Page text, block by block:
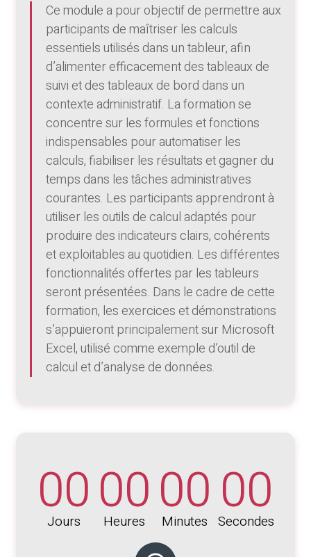
Ce module a pour objectif de permettre aux
participants de maîtriser les calculs
essentiels utilisés dans un tableur, afin
d’alimenter efficacement des tableaux de
suivi et des tableaux de bord dans un
contexte administratif. La formation se
concentre sur les formules et fonctions
indispensables pour automatiser les
calculs, fiabiliser les résultats et gagner du
temps dans les tâches administratives
courantes. Les participants apprendront à
utiliser les outils de calcul adaptés pour
produire des indicateurs clairs, cohérents
et exploitables au quotidien. Les différentes
fonctionnalités offertes par les tableurs
seront présentées. Dans le cadre de cette
formation, les exercices et démonstrations
s’appuieront principalement sur Microsoft
Excel, utilisé comme exemple d’outil de
calcul et d’analyse de données.
00
Jours 00
Heures 00
Minutes 00
Secondes